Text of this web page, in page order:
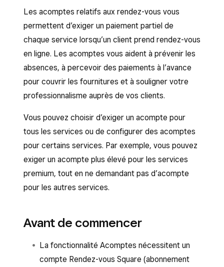
Les acomptes relatifs aux rendez-vous vous
permettent d’exiger un paiement partiel de
chaque service lorsqu’un client prend rendez-vous
en ligne. Les acomptes vous aident à prévenir les
absences, à percevoir des paiements à l’avance
pour couvrir les fournitures et à souligner votre
professionnalisme auprès de vos clients.
Vous pouvez choisir d’exiger un acompte pour
tous les services ou de configurer des acomptes
pour certains services. Par exemple, vous pouvez
exiger un acompte plus élevé pour les services
premium, tout en ne demandant pas d’acompte
pour les autres services.
Avant de commencer
La fonctionnalité Acomptes nécessitent un
compte Rendez-vous Square (abonnement